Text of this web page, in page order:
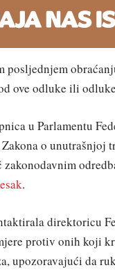
posljednjem
ove odluke ili
u Parlamentu
o unutrašnjoj
.
direktoricu
protiv onih koji
upozoravajući da